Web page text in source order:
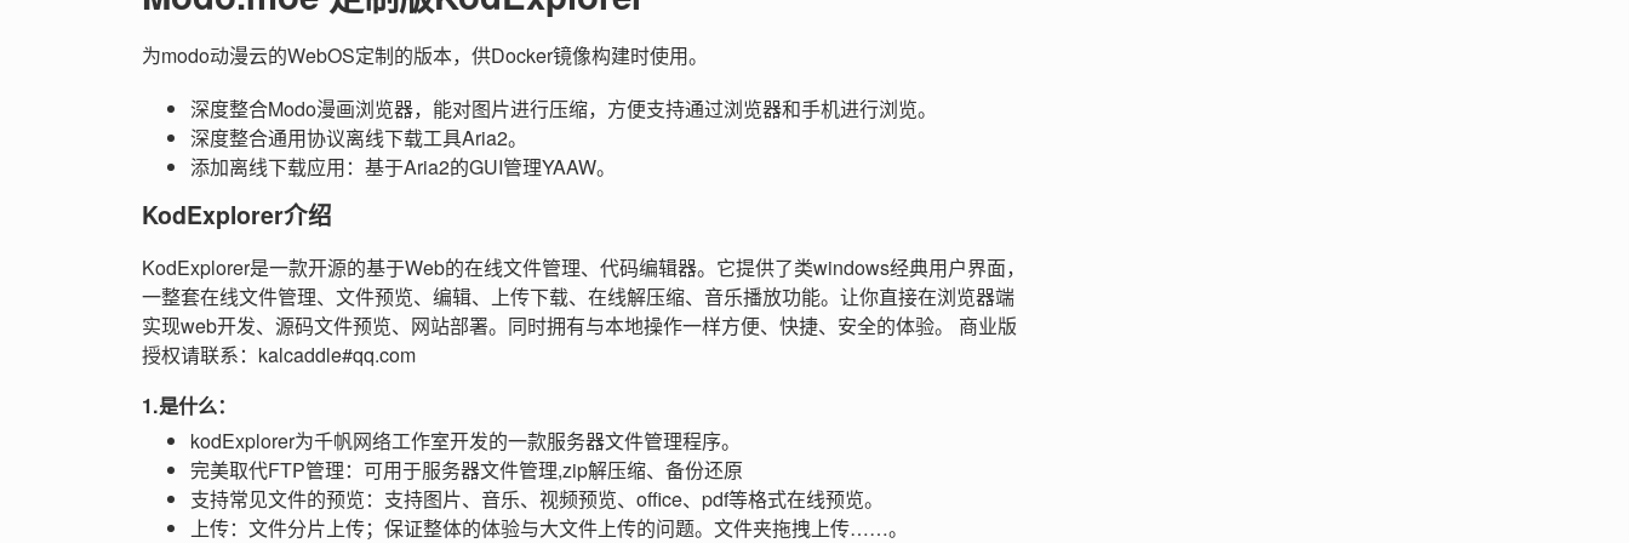
为modo动漫云的WebOS定制的版本，供Docker镜像构建时使用。
深度整合Modo漫画浏览器，能对图片进行压缩，方便支持通过浏览器和手机进行浏览。
深度整合通用协议离线下载工具Aria2。
添加离线下载应用：基于Aria2的GUI管理YAAW。
KodExplorer介绍
KodExplorer是一款开源的基于Web的在线文件管理、代码编辑器。它提供了类windows经典用户界面，
一整套在线文件管理、文件预览、编辑、上传下载、在线解压缩、音乐播放功能。让你直接在浏览器端
实现web开发、源码文件预览、网站部署。同时拥有与本地操作一样方便、快捷、安全的体验。 商业版
授权请联系：kalcaddle#qq.com
1.是什么：
kodExplorer为千帆网络工作室开发的一款服务器文件管理程序。
完美取代FTP管理：可用于服务器文件管理,zip解压缩、备份还原
支持常见文件的预览：支持图片、音乐、视频预览、office、pdf等格式在线预览。
上传：文件分片上传；保证整体的体验与大文件上传的问题。文件夹拖拽上传……。